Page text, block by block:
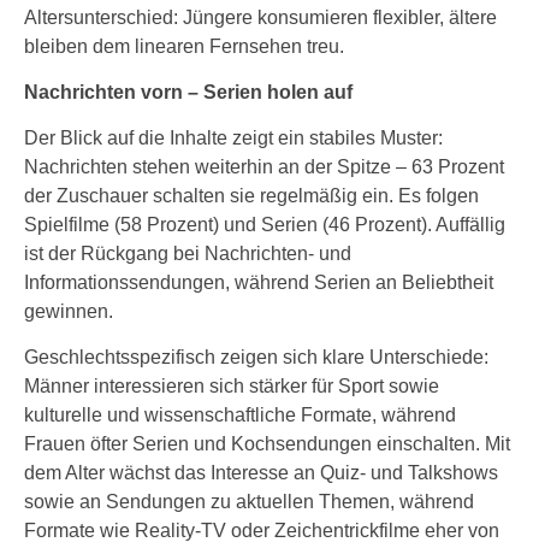
Altersunterschied: Jüngere konsumieren flexibler, ältere
bleiben dem linearen Fernsehen treu.
Nachrichten vorn – Serien holen auf
Der Blick auf die Inhalte zeigt ein stabiles Muster:
Nachrichten stehen weiterhin an der Spitze – 63 Prozent
der Zuschauer schalten sie regelmäßig ein. Es folgen
Spielfilme (58 Prozent) und Serien (46 Prozent). Auffällig
ist der Rückgang bei Nachrichten- und
Informationssendungen, während Serien an Beliebtheit
gewinnen.
Geschlechtsspezifisch zeigen sich klare Unterschiede:
Männer interessieren sich stärker für Sport sowie
kulturelle und wissenschaftliche Formate, während
Frauen öfter Serien und Kochsendungen einschalten. Mit
dem Alter wächst das Interesse an Quiz- und Talkshows
sowie an Sendungen zu aktuellen Themen, während
Formate wie Reality-TV oder Zeichentrickfilme eher von